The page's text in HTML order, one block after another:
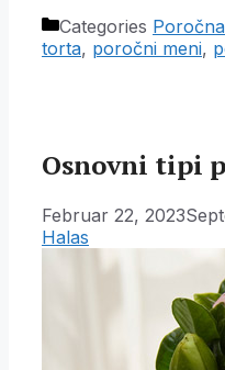
Categories
torta, poročni meni,
Osnovni tipi
Februar 22, 2023
Halas